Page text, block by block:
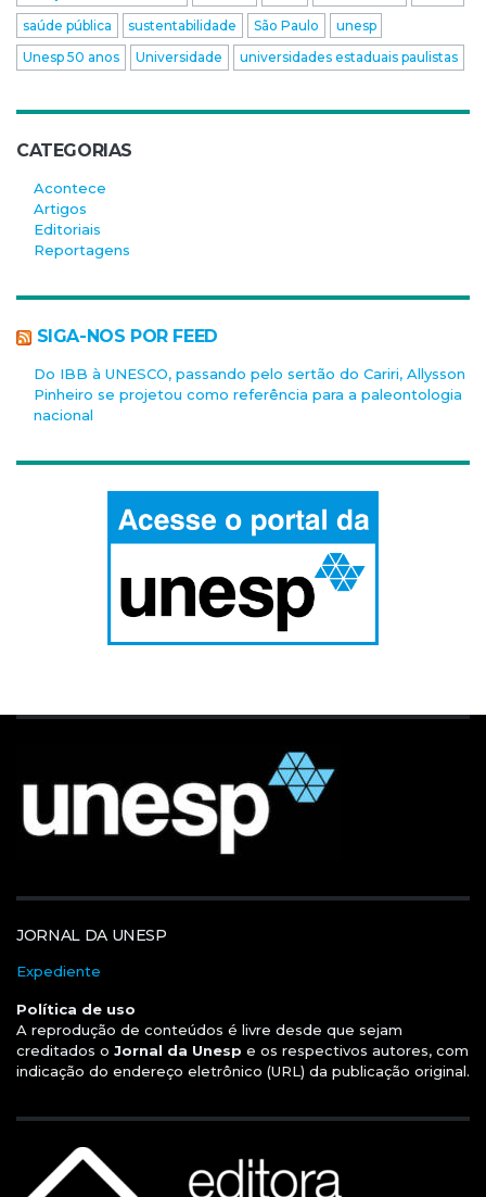
saúde pública
sustentabilidade São Paulo
unesp
Unesp 50 anos
Universidade universidades estaduais paulistas
CATEGORIAS
Acontece
Artigos
Editoriais
Reportagens
SIGA-NOS POR FEED
Do IBB à UNESCO, passando pelo sertão do Cariri, Allysson
Pinheiro se projetou como referência para a paleontologia
nacional
JORNAL DA UNESP
Expediente
Política de uso
A reprodução de conteúdos é livre desde que sejam
creditados o Jornal da Unesp e os respectivos autores, com
indicação do endereço eletrônico (URL) da publicação original.